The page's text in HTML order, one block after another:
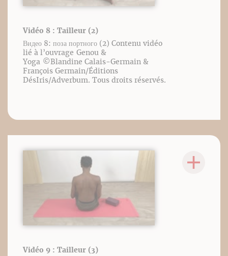
Vidéo 8 : Tailleur (2)
Видео 8: поза портного (2) Contenu vidéo
lié à l’ouvrage Genou &
Yoga ©️Blandine Calais-Germain &
François Germain/Éditions
DésIris/Adverbum. Tous droits réservés.
Vidéo 9 : Tailleur (3)